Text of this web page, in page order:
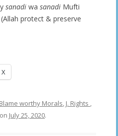
sanadi wa sanadi Mufti
protect & preserve
X
worthy Morals, J. Rights ,
on July 25, 2020.